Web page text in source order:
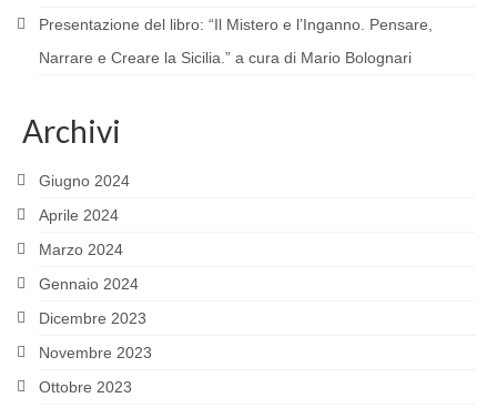
MATERIALS
Incontri diplomatici calendario Marzo 2022
Presentazione del volume di Axel Berkofsky
SOURCES AND WEBSITES OF INTEREST
LATIN AMERICA
PROJECTS AND PUBLICATIONS
MATERIALS
Presentazione del libro: “Il Mistero e l’Inganno. Pensare,
Narrare e Creare la Sicilia.” a cura di Mario Bolognari
Archivi
Giugno 2024
Aprile 2024
Marzo 2024
Gennaio 2024
Dicembre 2023
Novembre 2023
Ottobre 2023